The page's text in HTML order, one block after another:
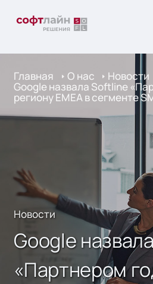
Главная О нас Новости
Google назвала Softline
региону EMEA в сегменте
Новости
Google
«Партнером